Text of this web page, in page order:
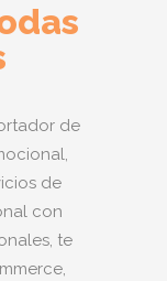
de
de
con
te